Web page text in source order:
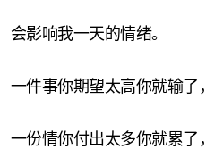
会影响我一天的情绪。
一件事你期望太高你就输了，
一份情你付出太多你就累了，